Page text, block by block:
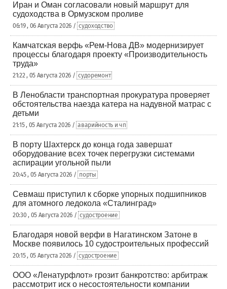
Иран и Оман согласовали новый маршрут для
судоходства в Ормузском проливе
06:19 , 06 Августа 2026 / судоходство
Камчатская верфь «Рем-Нова ДВ» модернизирует
процессы благодаря проекту «Производительность
труда»
21:22 , 05 Августа 2026 / судоремонт
В Ленобласти транспортная прокуратура проверяет
обстоятельства наезда катера на надувной матрас с
детьми
21:15 , 05 Августа 2026 / аварийность и чп
В порту Шахтерск до конца года завершат
оборудование всех точек перегрузки системами
аспирации угольной пыли
20:45 , 05 Августа 2026 / порты
Севмаш приступил к сборке упорных подшипников
для атомного ледокола «Сталинград»
20:30 , 05 Августа 2026 / судостроение
Благодаря новой верфи в Нагатинском Затоне в
Москве появилось 10 судостроительных профессий
20:15 , 05 Августа 2026 / судостроение
ООО «Ленатурфлот» грозит банкротство: арбитраж
рассмотрит иск о несостоятельности компании